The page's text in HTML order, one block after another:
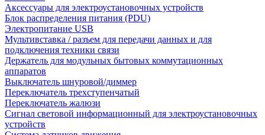
Аксессуары для электроустановочных устройств
Блок распределения питания (PDU)
Электропитание USB
Мультивставка / разъем для передачи данных и для
подключения техники связи
Держатель для модульных бытовых коммутационных
аппаратов
Выключатель шнуровой/диммер
Переключатель трехступенчатый
Переключатель жалюзи
Сигнал световой информационный для электроустановочных
устройств